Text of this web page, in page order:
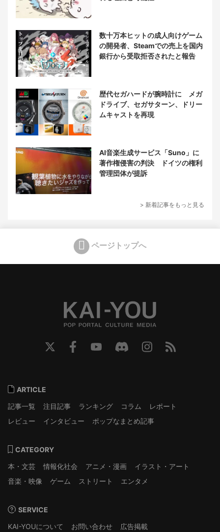
数十万本ヒットの成人向けゲーム
の開発者、Steamでの売上を国内
銀行から受取拒否されたと報告
歴代セガハードが腕時計に メガ
ドライブ、セガサターン、ドリー
ムキャストを再現
AI音楽生成サービス「Suno」に
著作権侵害の判決 ドイツの権利
管理団体が提訴
> 新着記事をもっと見る
ページトップへ
ARTICLE
記事一覧
注目記事 ランキング コラム
レポート
レビュー
インタビュー ポップなまとめ記事
CATEGORY
本・文芸
情報化社会 アニメ・漫画
イラスト・アート
音楽・映像
ゲーム ストリート エンタメ
SERVICE
KAI-YOUについて
お問い合わせ 広告掲載